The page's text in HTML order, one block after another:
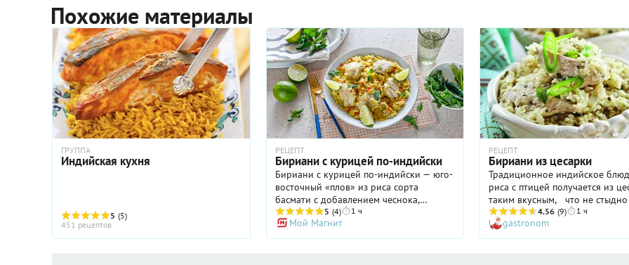
Похожие материалы
ГРУППА
Индийская кухня
5 (5)
451 рецептов
РЕЦЕПТ
Бириани с курицей по-индийски
Бириани с курицей по-индийски — юго-
восточный «плов» из риса сорта
басмати с добавлением чеснока,
имбиря, чили, лайма, кинзы и мяты.
Традиционное для Индии сочетание
ярких вкусов уже стало для нас
5 (4) 1 ч
Мой Магнит
РЕЦЕПТ
Бириани из цесарки
Традиционное индийское
риса с птицей получается из
таким вкусным, что не
стол махарадже поставить!
4.56 (9) 1 ч
gastronom